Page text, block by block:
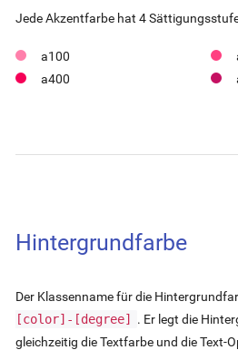
Jede Akzentfarbe hat 4
a100
a400
Hintergrundfarbe
Der Klassenname für die
[color] - [degree]
. Er legt die
gleichzeitig die Textfarbe und die Text-